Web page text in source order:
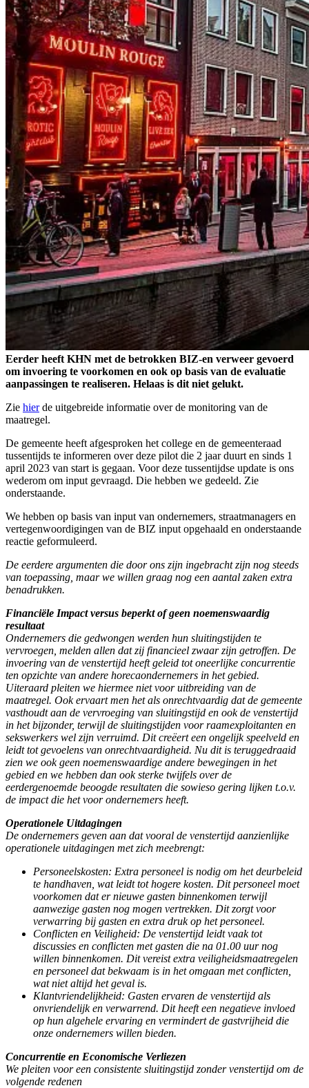
Eerder heeft KHN met de betrokken BIZ-en verweer gevoerd
om invoering te voorkomen en ook op basis van de evaluatie
aanpassingen te realiseren. Helaas is dit niet gelukt.
Zie hierde uitgebreide informatie over de monitoring van de
maatregel.
De gemeente heeft afgesproken het college en de gemeenteraad
tussentijds te informeren over deze pilot die 2 jaar duurt en sinds 1
april 2023 van start is gegaan. Voor deze tussentijdse update is ons
wederom om input gevraagd. Die hebben we gedeeld. Zie
onderstaande.
We hebben op basis van input van ondernemers, straatmanagers en
vertegenwoordigingen van de BIZ input opgehaald en onderstaande
reactie geformuleerd.
De eerdere argumenten die door ons zijn ingebracht zijn nog steeds
van toepassing, maar we willen graag nog een aantal zaken extra
benadrukken.
Financiële Impact versus beperkt of geen noemenswaardig
resultaat
Ondernemers die gedwongen werden hun sluitingstijden te
vervroegen, melden allen dat zij financieel zwaar zijn getroffen. De
invoering van de venstertijd heeft geleid tot oneerlijke concurrentie
ten opzichte van andere horecaondernemers in het gebied.
Uiteraard pleiten we hiermee niet voor uitbreiding van de
maatregel. Ook ervaart men het als onrechtvaardig dat de gemeente
vasthoudt aan de vervroeging van sluitingstijd en ook de venstertijd
in het bijzonder, terwijl de sluitingstijden voor raamexploitanten en
sekswerkers wel zijn verruimd. Dit creëert een ongelijk speelveld en
leidt tot gevoelens van onrechtvaardigheid. Nu dit is teruggedraaid
zien we ook geen noemenswaardige andere bewegingen in het
gebied en we hebben dan ook sterke twijfels over de
eerdergenoemde beoogde resultaten die sowieso gering lijken t.o.v.
de impact die het voor ondernemers heeft.
Operationele Uitdagingen
De ondernemers geven aan dat vooral de venstertijd aanzienlijke
operationele uitdagingen met zich meebrengt:
Personeelskosten: Extra personeel is nodig om het deurbeleid
te handhaven, wat leidt tot hogere kosten. Dit personeel moet
voorkomen dat er nieuwe gasten binnenkomen terwijl
aanwezige gasten nog mogen vertrekken. Dit zorgt voor
verwarring bij gasten en extra druk op het personeel.
Conflicten en Veiligheid: De venstertijd leidt vaak tot
discussies en conflicten met gasten die na 01.00 uur nog
willen binnenkomen. Dit vereist extra veiligheidsmaatregelen
en personeel dat bekwaam is in het omgaan met conflicten,
wat niet altijd het geval is.
Klantvriendelijkheid: Gasten ervaren de venstertijd als
onvriendelijk en verwarrend. Dit heeft een negatieve invloed
op hun algehele ervaring en vermindert de gastvrijheid die
onze ondernemers willen bieden.
Concurrentie en Economische Verliezen
We pleiten voor een consistente sluitingstijd zonder venstertijd om de
volgende redenen